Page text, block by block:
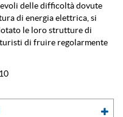
delle difficoltà dovute
di energia elettrica, si
le loro strutture di
di fruire regolarmente